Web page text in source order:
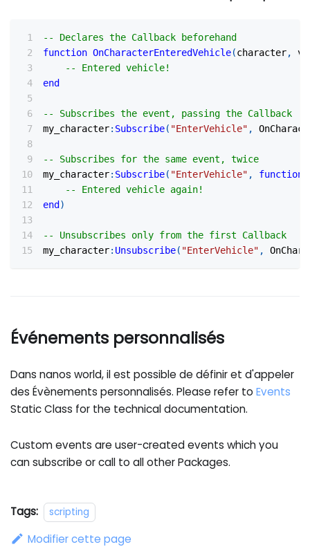
-- Declares the Callback beforehand
function OnCharacterEnteredVehicle(character,
-- Entered vehicle!
end
-- Subscribes the event, passing the Callback
my_character: Subscribe( "EnterVehicle" ,
-- Subscribes for the same event, twice
my_character: Subscribe( "EnterVehicle" , function
-- Entered vehicle again!
end )
-- Unsubscribes only from the first Callback
my_character: Unsubscribe( "EnterVehicle" ,
Événements personnalisés
Dans nanos world, il est possible de définir et d'appeler
des Évènements personnalisés. Please refer toEvents
Static Class for the technical documentation.
Custom events are user-created events which you
can subscribe or call to all other Packages.
Tags: scripting
Modifier cette page